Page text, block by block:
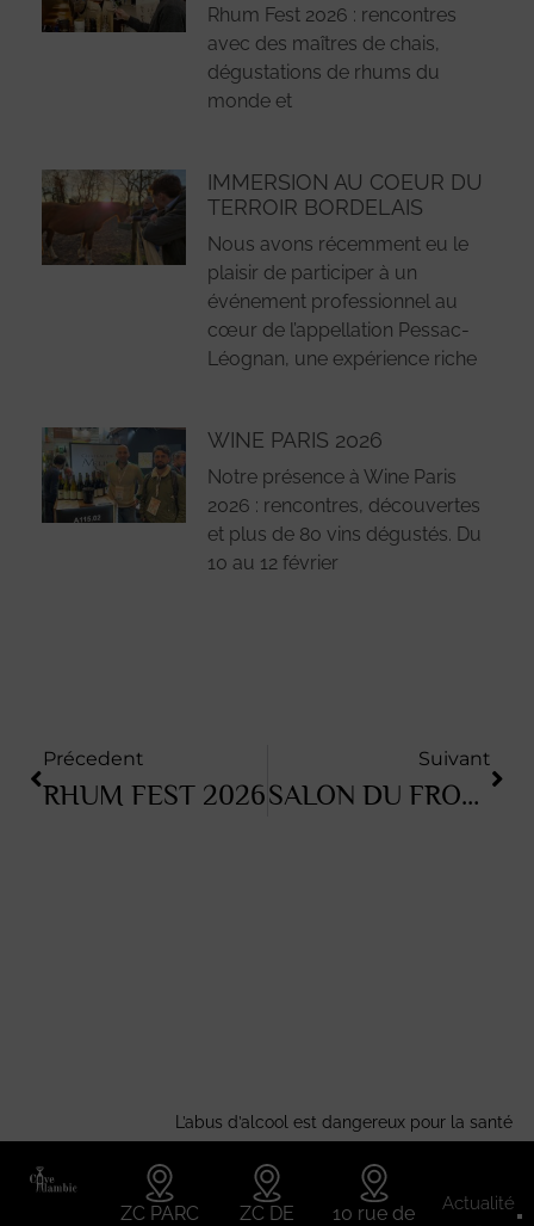
Rhum Fest 2026 : rencontres
avec des maîtres de chais,
dégustations de rhums du
monde et
IMMERSION AU COEUR DU
TERROIR BORDELAIS
Nous avons récemment eu le
plaisir de participer à un
événement professionnel au
cœur de l’appellation Pessac-
Léognan, une expérience riche
WINE PARIS 2026
Notre présence à Wine Paris
2026 : rencontres, découvertes
et plus de 80 vins dégustés. Du
10 au 12 février
Précedent
RHUM FEST 2026
Suivant
SALON DU FROMAGE 2026
L’abus d’alcool est dangereux pour la santé
ZC PARC
ZC DE
10 rue de
Actualité